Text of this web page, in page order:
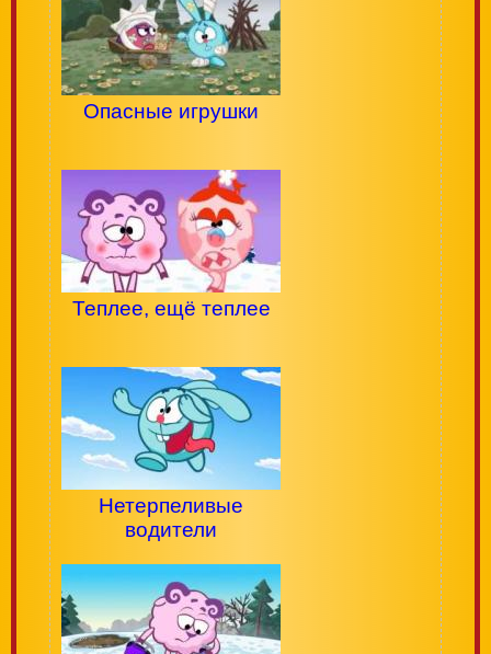
Опасные игрушки
Теплее, ещё теплее
Нетерпеливые
водители